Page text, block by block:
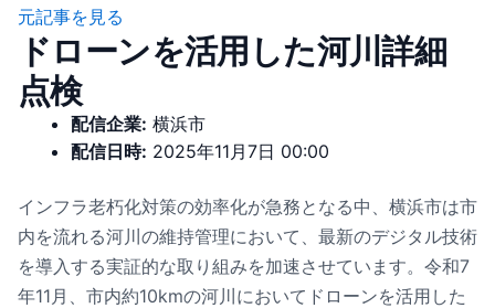
元記事を見る
ドローンを活用した河川詳細
点検
配信企業: 横浜市
配信日時: 2025年11月7日 00:00
インフラ老朽化対策の効率化が急務となる中、横浜市は市
内を流れる河川の維持管理において、最新のデジタル技術
を導入する実証的な取り組みを加速させています。令和7
年11月、市内約10kmの河川においてドローンを活用した